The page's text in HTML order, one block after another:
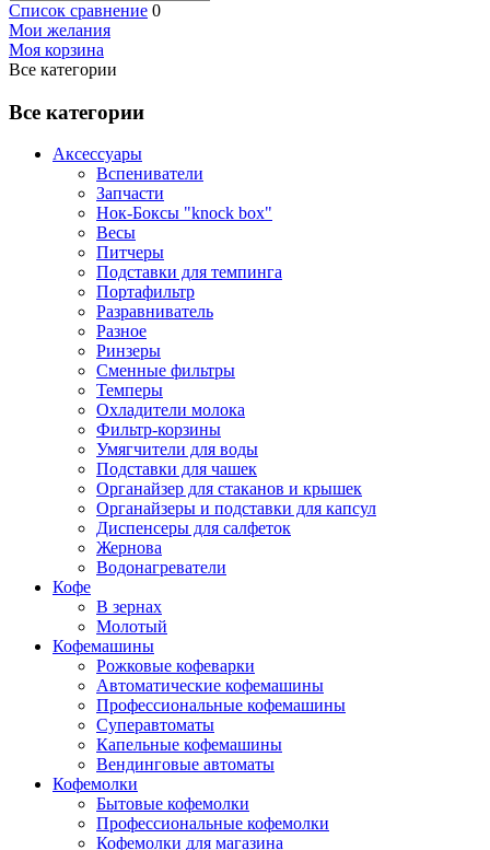
Список сравнение 0
Мои желания
Моя корзина
Все категории
Все категории
Аксессуары
Вспениватели
Запчасти
Нок-Боксы "knock box"
Весы
Питчеры
Подставки для темпинга
Портафильтр
Разравниватель
Разное
Ринзеры
Сменные фильтры
Темперы
Охладители молока
Фильтр-корзины
Умягчители для воды
Подставки для чашек
Органайзер для стаканов и крышек
Органайзеры и подставки для капсул
Диспенсеры для салфеток
Жернова
Водонагреватели
Кофе
В зернах
Молотый
Кофемашины
Рожковые кофеварки
Автоматические кофемашины
Профессиональные кофемашины
Суперавтоматы
Капельные кофемашины
Вендинговые автоматы
Кофемолки
Бытовые кофемолки
Профессиональные кофемолки
Кофемолки для магазина